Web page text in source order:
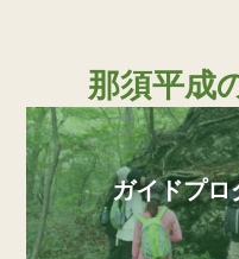
那須平成
ガイドプロ